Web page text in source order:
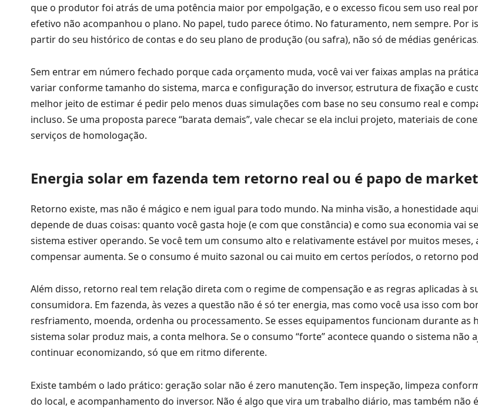
que o produtor foi atrás de uma potência maior por empolgação, e o excesso ficou sem uso real
efetivo não acompanhou o plano. No papel, tudo parece ótimo. No faturamento, nem sempre. Por
partir do seu histórico de contas e do seu plano de produção (ou safra), não só de médias genéricas.
Sem entrar em número fechado porque cada orçamento muda, você vai ver faixas amplas na
variar conforme tamanho do sistema, marca e configuração do inversor, estrutura de fixação e
melhor jeito de estimar é pedir pelo menos duas simulações com base no seu consumo real e
incluso. Se uma proposta parece “barata demais”, vale checar se ela inclui projeto, materiais de
serviços de homologação.
Energia solar em fazenda tem retorno real ou é papo de
Retorno existe, mas não é mágico e nem igual para todo mundo. Na minha visão, a honestidade
depende de duas coisas: quanto você gasta hoje (e com que constância) e como sua economia vai
sistema estiver operando. Se você tem um consumo alto e relativamente estável por muitos meses,
compensar aumenta. Se o consumo é muito sazonal ou cai muito em certos períodos, o retorno
Além disso, retorno real tem relação direta com o regime de compensação e as regras aplicadas à
consumidora. Em fazenda, às vezes a questão não é só ter energia, mas como você usa isso com
resfriamento, moenda, ordenha ou processamento. Se esses equipamentos funcionam durante as
sistema solar produz mais, a conta melhora. Se o consumo “forte” acontece quando o sistema não
continuar economizando, só que em ritmo diferente.
Existe também o lado prático: geração solar não é zero manutenção. Tem inspeção, limpeza
do local, e acompanhamento do inversor. Não é algo que vira um trabalho diário, mas também não é